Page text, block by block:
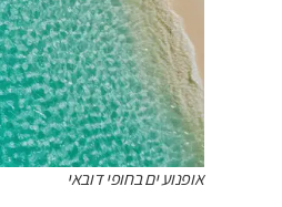
אופנוע ים בחופי דובאי